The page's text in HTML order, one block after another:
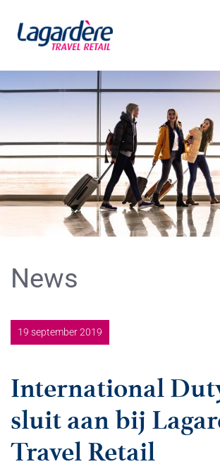
Ga naar inhoud
News
19 september 2019
International
sluit aan bij
Travel Retail